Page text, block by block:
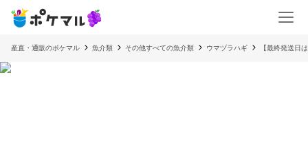
産直・通販のポケマル 魚介類 その他すべての魚介類 ウマヅラハギ 【最終発送日